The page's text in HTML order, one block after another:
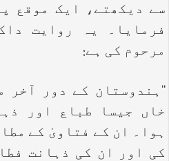
سے دیکھتے، ایک موقع
فرمایا۔ یہ روایت
مرحوم کی ہے:
‘‘ہندوستان کے دور آخر
خاں جیسا طباع اور
ہوا۔ ان کے فتاویٰ کے
کی اور ان کی ذہانت